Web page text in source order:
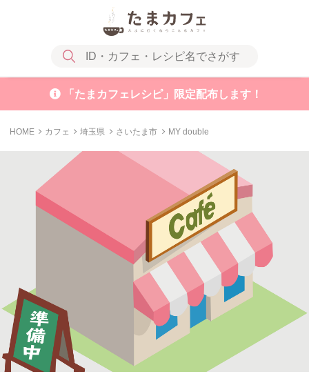
「たまカフェレシピ」限定配布します！
HOME カフェ 埼玉県 さいたま市 MY double